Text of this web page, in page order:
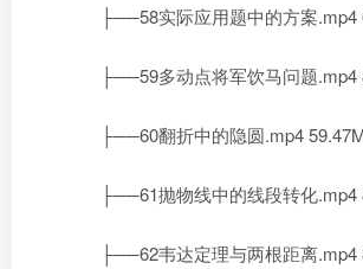
├──58实际应用题中的方案.mp4
├──59多动点将军饮马问题.mp4
├──60翻折中的隐圆.mp4
├──61抛物线中的线段转化.mp4
├──62韦达定理与两根距离.mp4